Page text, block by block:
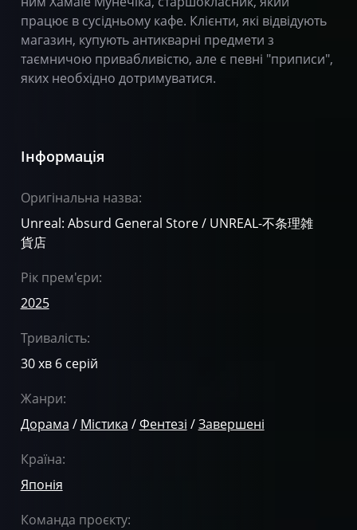
працює в сусідньому кафе. Клієнти, які відвідують
магазин, купують антикварні предмети з
таємничою привабливістю, але є певні "приписи",
яких необхідно дотримуватися.
Інформація
Оригінальна назва:
Unreal: Absurd General Store / UNREAL-不条理雑
貨店
Рік прем'єри:
2025
Тривалість:
30 хв 6 серій
Жанри:
Дорама / Містика /Фентезі /Завершені
Країна:
Японія
Команда проєкту: